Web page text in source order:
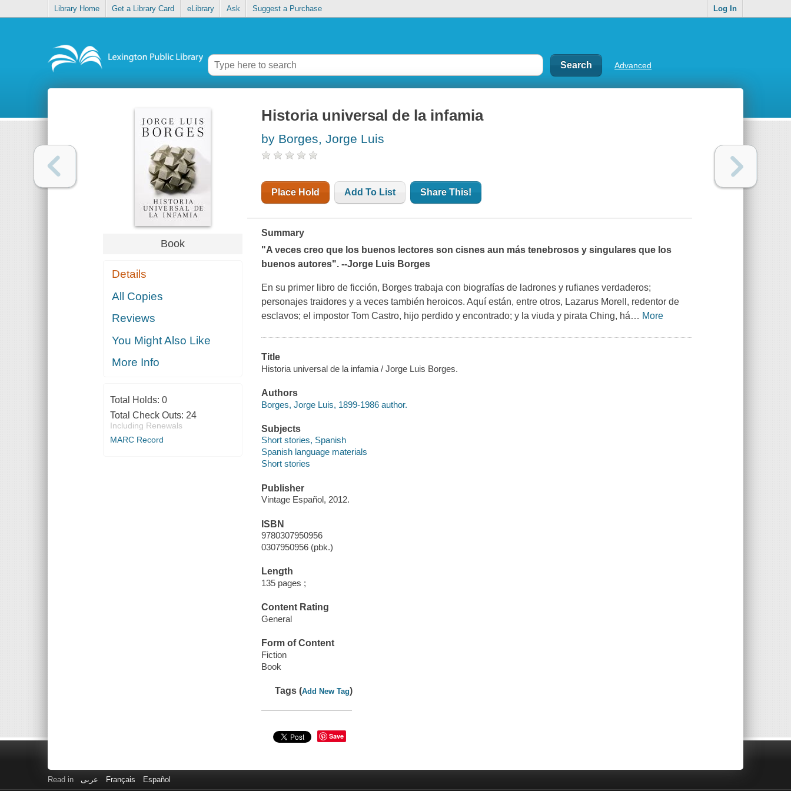
Library Home Get a Library Card eLibrary Ask Suggest a Purchase Log In
Advanced
Book
Details
All Copies
Reviews
You Might Also Like
More Info
Total Holds: 0
Total Check Outs: 24
Including Renewals
MARC Record
Historia universal de la infamia
by Borges, Jorge Luis
Place Hold Add To List Share This!
Summary
"A veces creo que los buenos lectores son cisnes aun más tenebrosos y singulares que los
buenos autores". --Jorge Luis Borges
En su primer libro de ficción, Borges trabaja con biografías de ladrones y rufianes verdaderos;
personajes traidores y a veces también heroicos. Aquí están, entre otros, Lazarus Morell, redentor de
esclavos; el impostor Tom Castro, hijo perdido y encontrado; y la viuda y pirata Ching, há… More
Title
Historia universal de la infamia / Jorge Luis Borges.
Authors
Borges, Jorge Luis, 1899-1986 author.
Subjects
Short stories, Spanish
Spanish language materials
Short stories
Publisher
Vintage Español, 2012.
ISBN
9780307950956
0307950956 (pbk.)
Length
135 pages ;
Content Rating
General
Form of Content
Fiction
Book
Tags (Add New Tag)
Save
Read in عربى Français Español